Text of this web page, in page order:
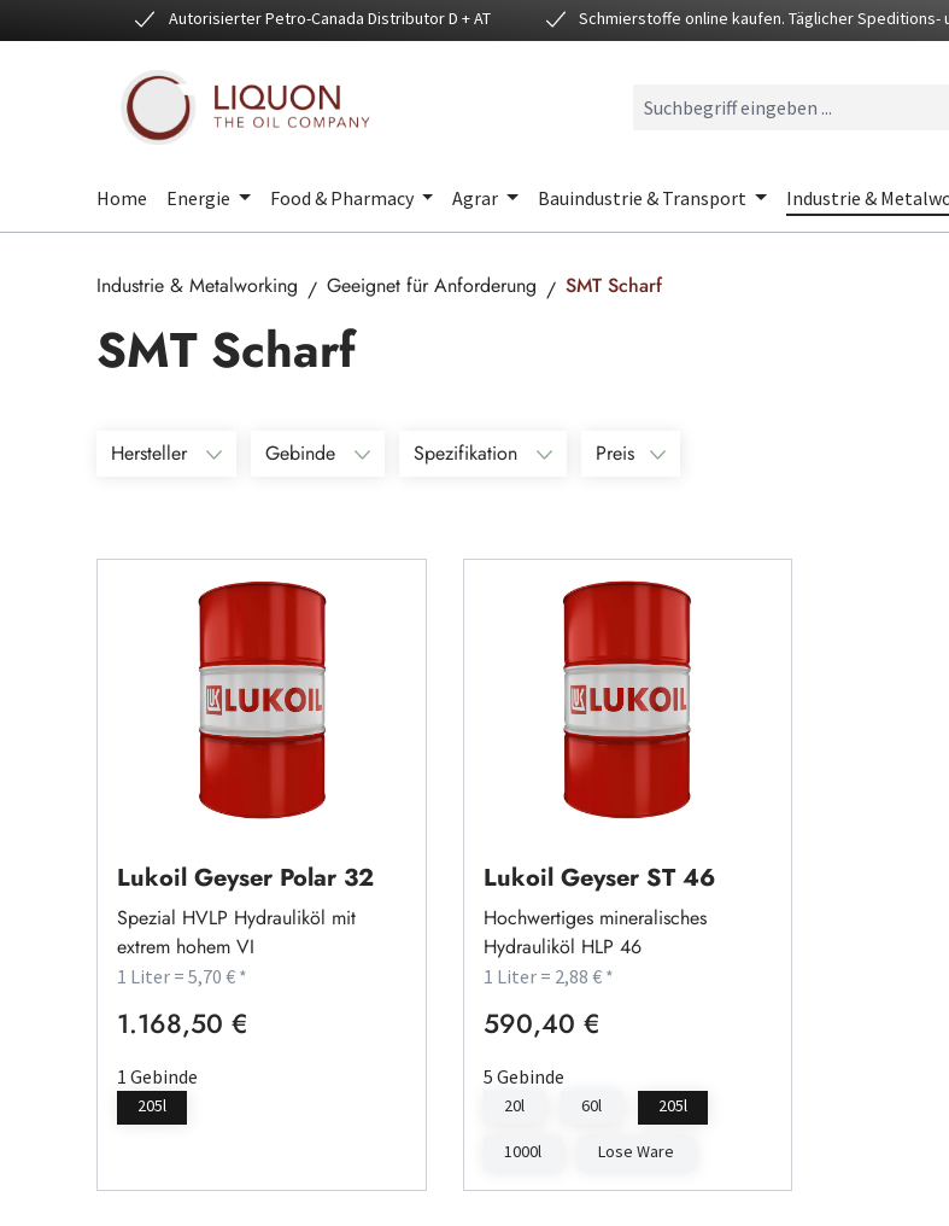
Hauptinhalt springen
Zur Suche springen
Zur Hauptnavigation springenAutorisierter Petro-Canada Distributor D + AT Schmierstoffe online kaufen. Täglicher Speditions-
Home Energie Food & Pharmacy Agrar Bauindustrie & Transport Industrie &
Industrie & Metalworking Geeignet für Anforderung SMT Scharf
SMT Scharf
Hersteller Gebinde Spezifikation Preis
Lukoil Geyser Polar 32
Spezial HVLP Hydrauliköl mit
extrem hohem VI
1 Liter = 5,70 € *
Regulärer Preis:
1.168,50 €
1 Gebinde
205l
Lukoil Geyser ST 46
Hochwertiges mineralisches
Hydrauliköl HLP 46
1 Liter = 2,88 € *
Regulärer Preis:
590,40 €
5 Gebinde
20l 60l 205l
1000l Lose Ware